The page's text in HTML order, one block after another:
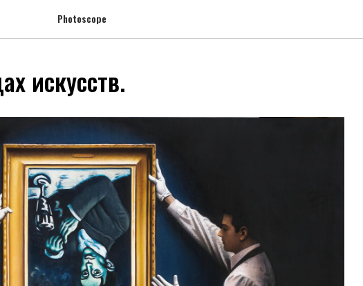
Photoscope
искусств.